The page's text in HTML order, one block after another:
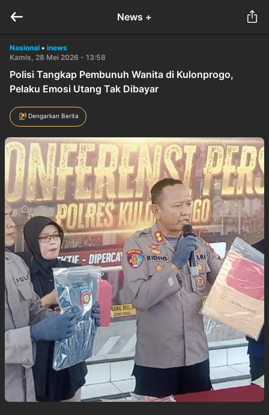
News +
Nasional • inews
Kamis, 28 Mei 2026 - 13:58
Polisi Tangkap Pembunuh Wanita di Kulonprogo,
Pelaku Emosi Utang Tak Dibayar
Dengarkan Berita